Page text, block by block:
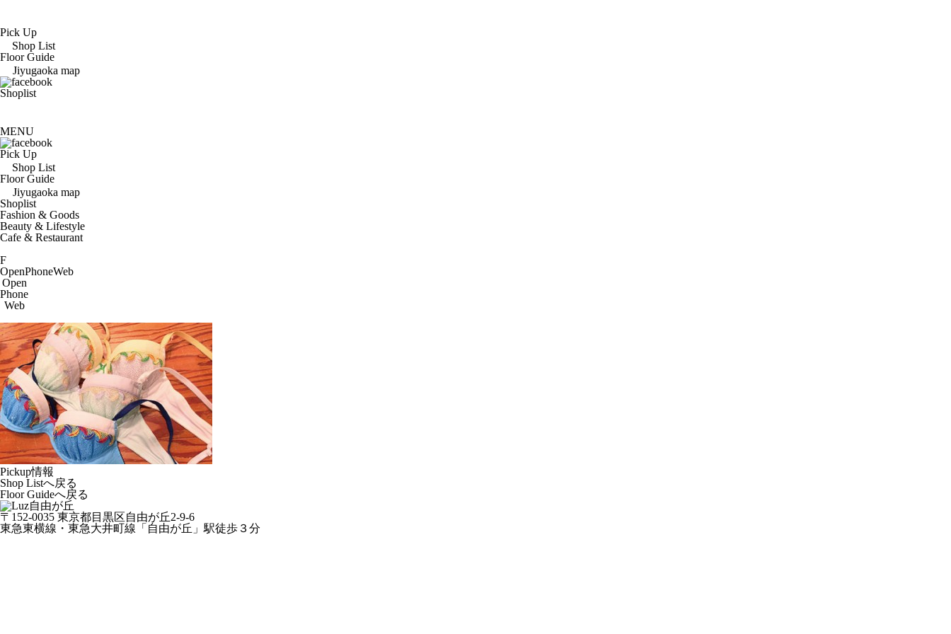
Pick Up
Shop List
Floor Guide
Jiyugaoka map
Shoplist
MENU
Pick Up
Shop List
Floor Guide
Jiyugaoka map
Shoplist
Fashion & Goods
Beauty & Lifestyle
Cafe & Restaurant
F
OpenPhoneWeb
Open
Phone
Web
Pickup情報
Shop Listへ戻る
Floor Guideへ戻る
〒152-0035 東京都目黒区自由が丘2-9-6
東急東横線・東急大井町線「自由が丘」駅徒歩３分